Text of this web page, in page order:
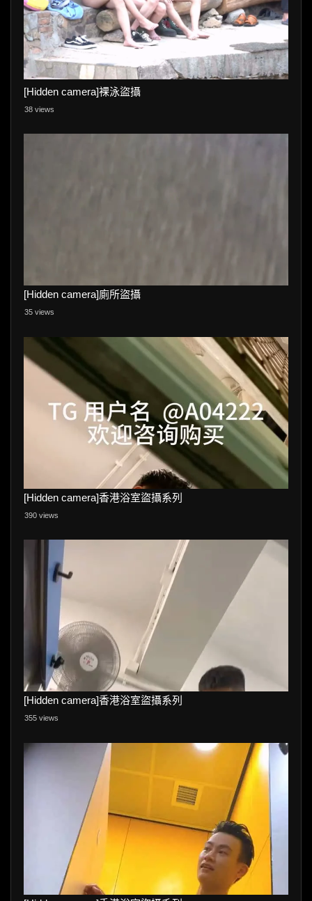
[Hidden camera]裸泳盜攝
38 views
[Hidden camera]廁所盜攝
35 views
[Hidden camera]香港浴室盜攝系列
390 views
[Hidden camera]香港浴室盜攝系列
355 views